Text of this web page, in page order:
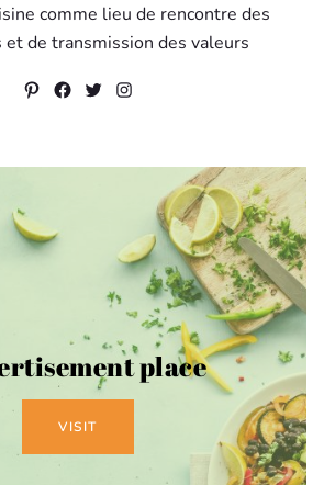
comme lieu de rencontre des
et de transmission des valeurs
Pinterest
Facebook
Twitter
Instagram
place
VISIT